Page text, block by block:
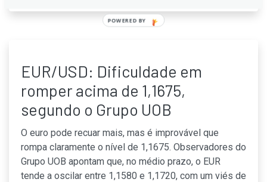
EUR/USD: Dificuldade em
romper acima de 1,1675,
segundo o Grupo UOB
O euro pode recuar mais, mas é improvável que
rompa claramente o nível de 1,1675. Observadores do
Grupo UOB apontam que, no médio prazo, o EUR
tende a oscilar entre 1,1580 e 1,1720, com um viés de
POWERED BY